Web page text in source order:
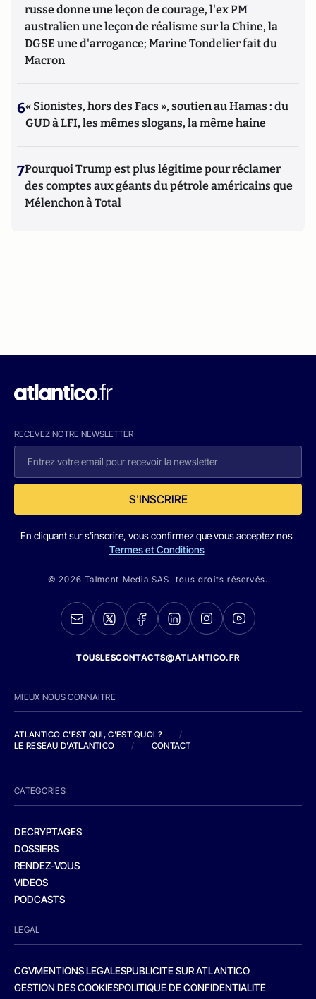
russe donne une leçon de courage, l'ex PM
australien une leçon de réalisme sur la Chine, la
DGSE une d'arrogance; Marine Tondelier fait du
Macron
6« Sionistes, hors des Facs », soutien au Hamas : du
GUD à LFI, les mêmes slogans, la même haine
7Pourquoi Trump est plus légitime pour réclamer
des comptes aux géants du pétrole américains que
Mélenchon à Total
RECEVEZ NOTRE NEWSLETTER
S'INSCRIRE
En cliquant sur s'inscrire, vous confirmez que vous acceptez nos
Termes et Conditions
© 2026 Talmont Media SAS. tous droits réservés.
TOUSLESCONTACTS@ATLANTICO.FR
MIEUX NOUS CONNAITRE
ATLANTICO C'EST QUI, C'EST QUOI ?
/
LE RESEAU D'ATLANTICO
/ CONTACT
CATEGORIES
DECRYPTAGES
DOSSIERS
RENDEZ-VOUS
VIDEOS
PODCASTS
LEGAL
CGVMENTIONS LEGALESPUBLICITE SUR ATLANTICO
GESTION DES COOKIESPOLITIQUE DE CONFIDENTIALITE